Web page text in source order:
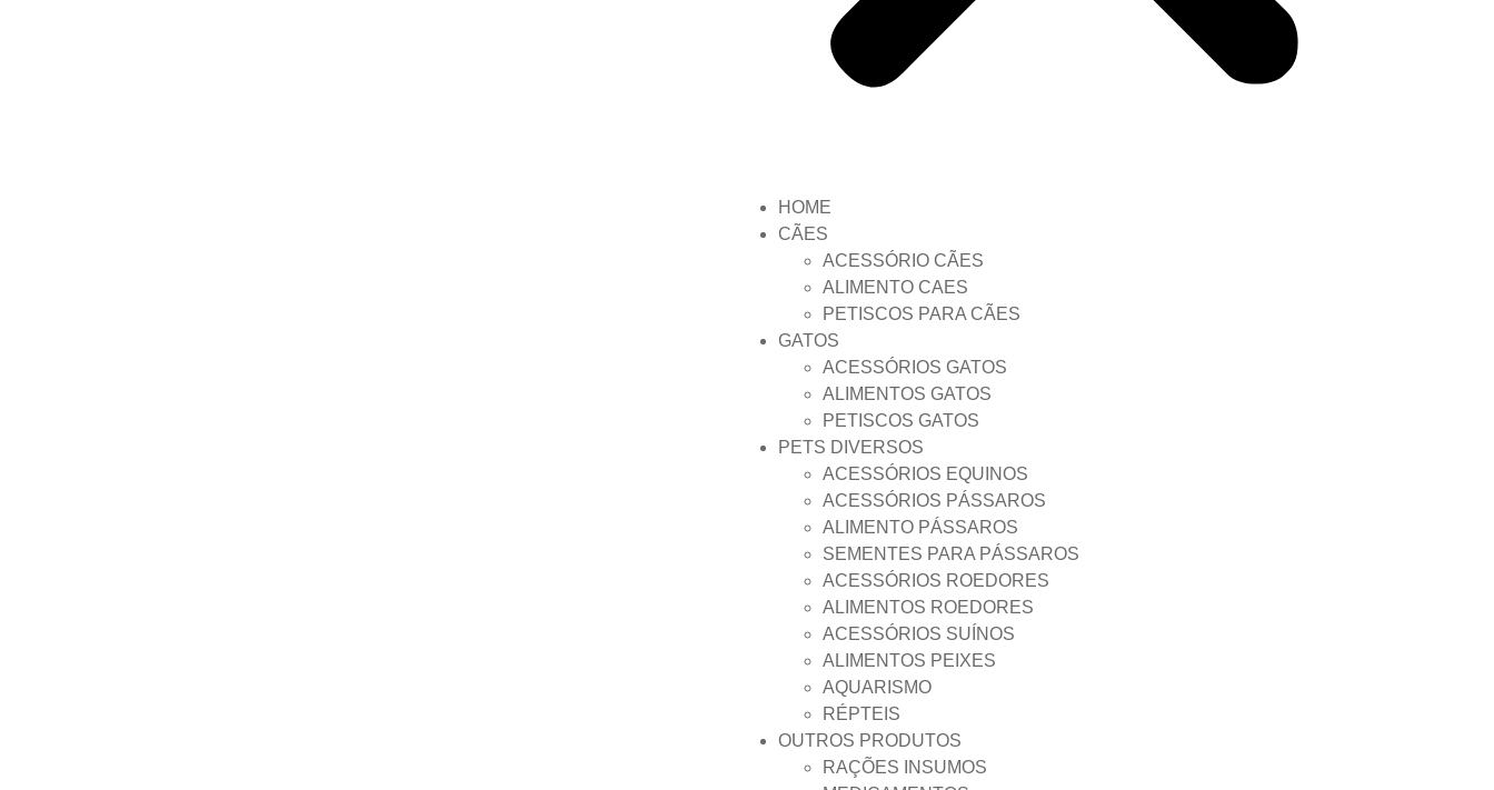
HOME
CÃES
ACESSÓRIO CÃES
ALIMENTO CAES
PETISCOS PARA CÃES
GATOS
ACESSÓRIOS GATOS
ALIMENTOS GATOS
PETISCOS GATOS
PETS DIVERSOS
ACESSÓRIOS EQUINOS
ACESSÓRIOS PÁSSAROS
ALIMENTO PÁSSAROS
SEMENTES PARA PÁSSAROS
ACESSÓRIOS ROEDORES
ALIMENTOS ROEDORES
ACESSÓRIOS SUÍNOS
ALIMENTOS PEIXES
AQUARISMO
RÉPTEIS
OUTROS PRODUTOS
RAÇÕES INSUMOS